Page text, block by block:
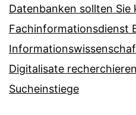
Datenbanken sollten Sie
Fachinformationsdienst
Digitalisate
Sucheinstiege